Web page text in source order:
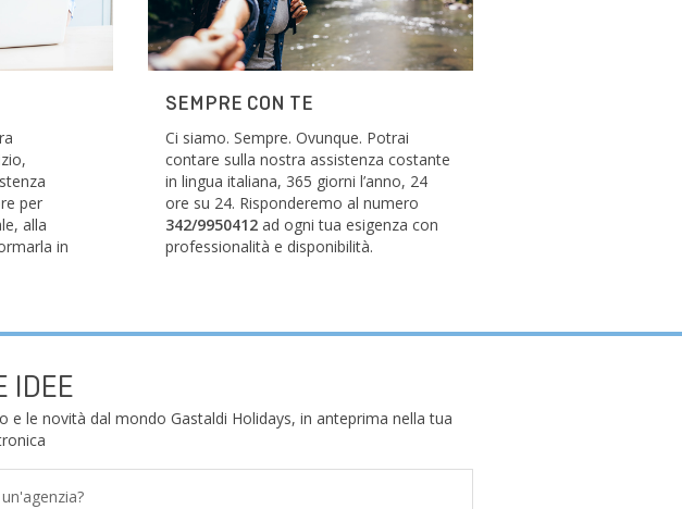
per
alla
in
SEMPRE CON TE
Ci siamo. Sempre. Ovunque. Potrai
contare sulla nostra assistenza costante
in lingua italiana, 365 giorni l’anno, 24
ore su 24. Risponderemo al numero
342/9950412 ad ogni tua esigenza con
professionalità e disponibilità.
IDEE
e le novità dal mondo Gastaldi Holidays, in anteprima nella tua
un'agenzia?